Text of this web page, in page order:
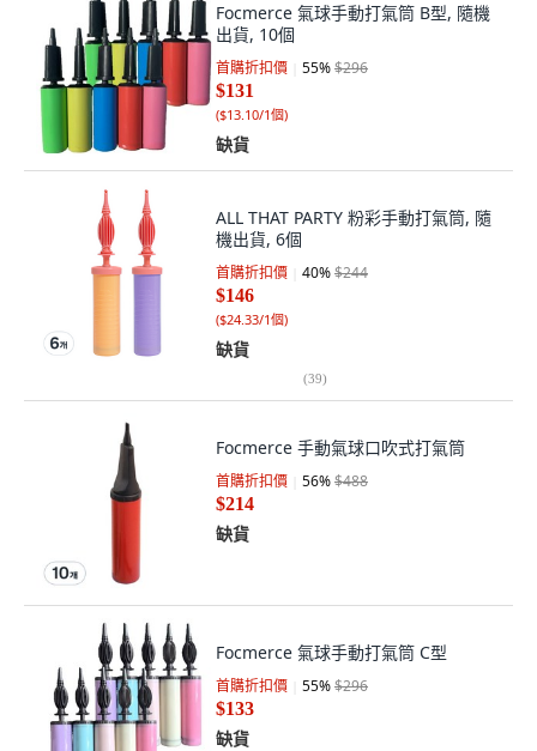
Focmerce 氣球手動打氣筒 B型, 隨機
出貨, 10個
首購折扣價 55%$296
$131
($13.10/1個)
缺貨
ALL THAT PARTY 粉彩手動打氣筒, 隨
機出貨, 6個
首購折扣價 40%$244
$146
($24.33/1個)
缺貨
(39)
Focmerce 手動氣球口吹式打氣筒
首購折扣價 56%$488
$214
缺貨
Focmerce 氣球手動打氣筒 C型
首購折扣價 55%$296
$133
缺貨